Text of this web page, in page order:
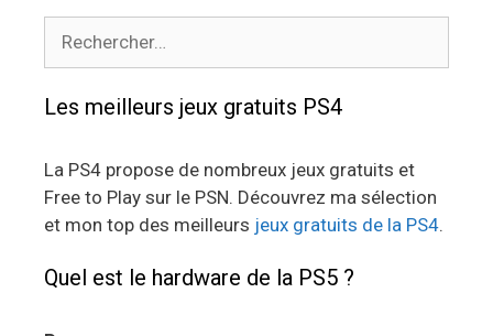
Les meilleurs jeux gratuits PS4
La PS4 propose de nombreux jeux gratuits et
Free to Play sur le PSN. Découvrez ma sélection
et mon top des meilleurs jeux gratuits de la PS4.
Quel est le hardware de la PS5 ?